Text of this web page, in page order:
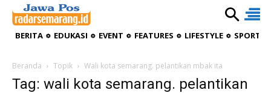
BERITA EDUKASI EVENT FEATURES LIFESTYLE
Beranda Topik Wali kota semarang. pelantikan mbak ita
Tag: wali kota semarang. pelantikan